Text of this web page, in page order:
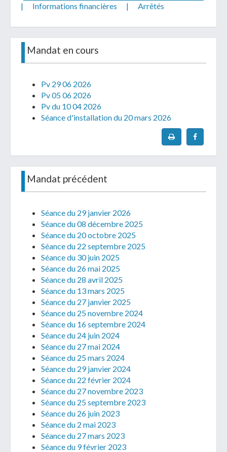
|
Informations financières | Arrêtés
Mandat en cours
Pv 29 06 2026
Pv 05 06 2026
Pv du 10 04 2026
Séance d'installation du 20 mars 2026
Mandat précédent
Séance du 29 janvier 2026
Séance du 08 décembre 2025
Séance du 20 octobre 2025
Séance du 22 septembre 2025
Séance du 30 juin 2025
Séance du 26 mai 2025
Séance du 28 avril 2025
Séance du 13 mars 2025
Séance du 27 janvier 2025
Séance du 25 novembre 2024
Séance du 16 septembre 2024
Séance du 24 juin 2024
Séance du 27 mai 2024
Séance du 25 mars 2024
Séance du 29 janvier 2024
Séance du 22 février 2024
Séance du 27 novembre 2023
Séance du 25 septembre 2023
Séance du 26 juin 2023
Séance du 2 mai 2023
Séance du 27 mars 2023
Séance du 9 février 2023
document WORD (.doc, .docx)
NON
En soumettant ce formulaire, j'accepte
que mes données personnelles soient traitées par la